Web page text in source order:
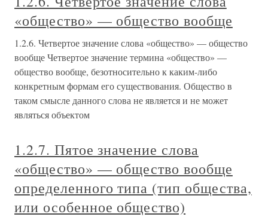
«общество» — общество вообще
1.2.6. Четвертое значение слова «общество» — общество
вообще Четвертое значение термина «общество» —
общество вообще, безотносительно к каким-либо
конкретным формам его существования. Общество в
таком смысле данного слова не является и не может
являться объектом
1.2.7. Пятое значение слова
«общество» — общество вообще
определенного типа (тип общества,
или особенное общество)